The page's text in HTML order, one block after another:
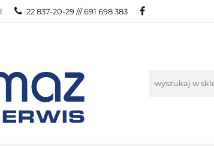
22 837-20-29 /// 691 698 383